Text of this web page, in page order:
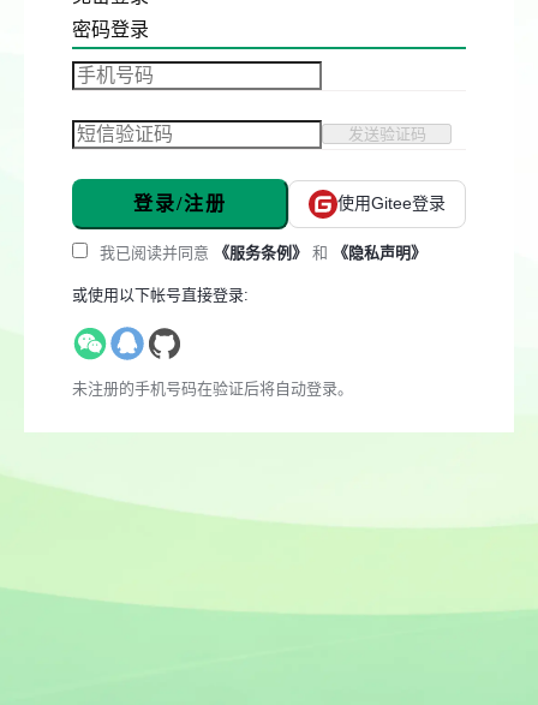
密码登录
发送验证码
登录/注册 使用Gitee登录
我已阅读并同意 《服务条例》 和 《隐私声明》
或使用以下帐号直接登录:
未注册的手机号码在验证后将自动登录。